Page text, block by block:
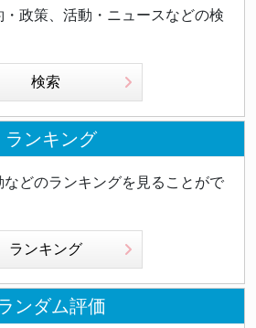
政策、活動・ニュースなどの検
検索
ランキング
どのランキングを見ることがで
ランキング
ンダム評価